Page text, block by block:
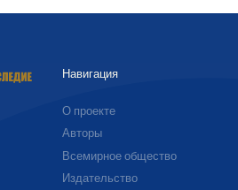
Навигация
О проекте
Авторы
Всемирное общество
Издательство